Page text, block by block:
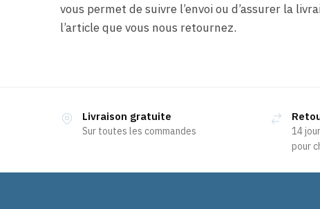
vous permet de suivre l’envoi ou d’assurer la
l’article que vous nous retournez.
Livraison gratuite
Sur toutes les commandes
14
pour